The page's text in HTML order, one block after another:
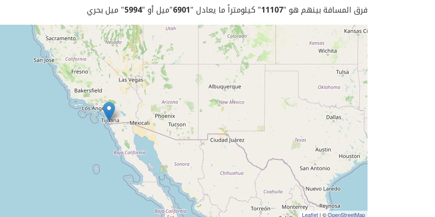
فرق المسافة بينهم هو "11107" كيلومتراً ما يعادل "6901"ميل أو "5994" ميل بحري
Leaflet | ©OpenStreetMap